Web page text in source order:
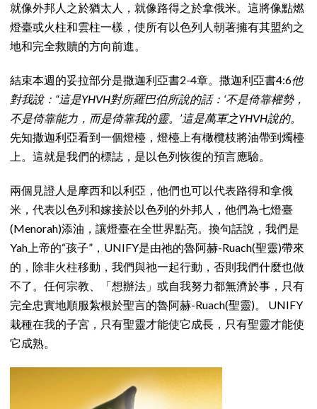
就像外邦人之於猶太人，就像路得之於拿俄米。這將像點燃
燈臺或火柱和雲柱一樣，使所有以色列人朝著擁有其盟約之
地和完全救贖的方向前進。
結束本週的妥拉部分是撒迦利亞書2-4章。撒迦利亞書4:6他
對我說：“這是YHVH對所羅巴伯所說的話：‘不是倚靠權勢，
不是倚靠能力，而是倚靠我的靈。’這是萬軍之YHVH說的。
先知撒迦利亞看到一個燈檯，燈檯上有橄欖枝將油帶到燭檯
上。這就是我們的標誌，是以色列恢復的預言應驗。
兩個見證人是摩西和以利亞，他們也可以代表路得和拿俄
米，代表以色列和嫁接於以色列的外邦人，他們為七燈臺
(Menorah)添油，讓燈臺在全世界點亮。換句話說，我們是
Yah上帝的“孩子”，UNIFY是由祂的魯阿赫-Ruach(聖靈)帶來
的，除非火柱移動，我們與祂一起行動，否則我們什麼也做
不了。任何宗教、「想辦法」或自我努力都無濟於事，只有
完全忠實地順服紮根於聖言的魯阿赫-Ruach(聖靈)。 UNIFY
栽種在我的子宮，只有聖靈才能使它成長，只有聖靈才能使
它成熟。